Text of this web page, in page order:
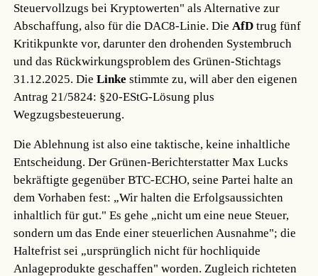
Steuervollzugs bei Kryptowerten" als Alternative zur
Abschaffung, also für die DAC8-Linie. Die AfD trug fünf
Kritikpunkte vor, darunter den drohenden Systembruch
und das Rückwirkungsproblem des Grünen-Stichtags
31.12.2025. DieLinke stimmte zu, will aber den eigenen
Antrag 21/5824: §20-EStG-Lösung plus
Wegzugsbesteuerung.
Die Ablehnung ist also eine taktische, keine inhaltliche
Entscheidung. Der Grünen-Berichterstatter Max Lucks
bekräftigte gegenüber BTC-ECHO, seine Partei halte an
dem Vorhaben fest: „Wir halten die Erfolgsaussichten
inhaltlich für gut." Es gehe „nicht um eine neue Steuer,
sondern um das Ende einer steuerlichen Ausnahme"; die
Haltefrist sei „ursprünglich nicht für hochliquide
Anlageprodukte geschaffen" worden. Zugleich richteten